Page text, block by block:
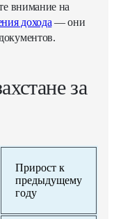
внимание на
дохода — они
за
Прирост к
предыдущему
году